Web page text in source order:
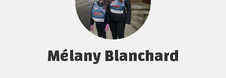
Mélany Blanchard